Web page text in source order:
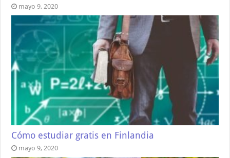
mayo 9, 2020
Cómo estudiar gratis en Finlandia
mayo 9, 2020